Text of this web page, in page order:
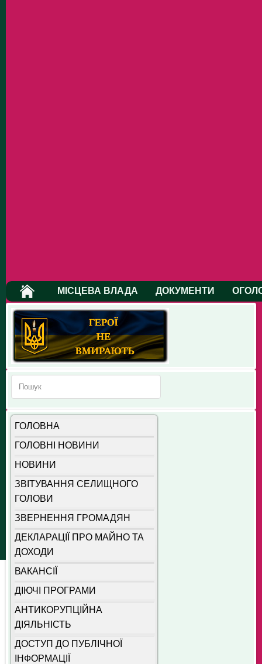
МІСЦЕВА ВЛАДА ДОКУМЕНТИ
ГОЛОВНА
ГОЛОВНІ НОВИНИ
НОВИНИ
ЗВІТУВАННЯ СЕЛИЩНОГО
ГОЛОВИ
ЗВЕРНЕННЯ ГРОМАДЯН
ДЕКЛАРАЦІЇ ПРО МАЙНО ТА
ДОХОДИ
ВАКАНСІЇ
ДІЮЧІ ПРОГРАМИ
АНТИКОРУПЦІЙНА
ДІЯЛЬНІСТЬ
ДОСТУП ДО ПУБЛІЧНОЇ
ІНФОРМАЦІЇ